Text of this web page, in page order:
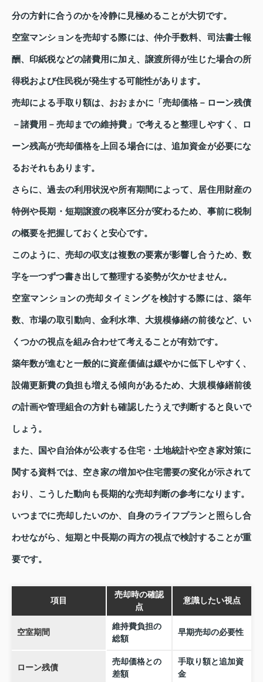
分の方針に合うのかを冷静に見極めることが大切です。
空室マンションを売却する際には、仲介手数料、司法書士報
酬、印紙税などの諸費用に加え、譲渡所得が生じた場合の所
得税および住民税が発生する可能性があります。
売却による手取り額は、おおまかに「売却価格－ローン残債
－諸費用－売却までの維持費」で考えると整理しやすく、ロ
ーン残高が売却価格を上回る場合には、追加資金が必要にな
るおそれもあります。
さらに、過去の利用状況や所有期間によって、居住用財産の
特例や長期・短期譲渡の税率区分が変わるため、事前に税制
の概要を把握しておくと安心です。
このように、売却の収支は複数の要素が影響し合うため、数
字を一つずつ書き出して整理する姿勢が欠かせません。
空室マンションの売却タイミングを検討する際には、築年
数、市場の取引動向、金利水準、大規模修繕の前後など、い
くつかの視点を組み合わせて考えることが有効です。
築年数が進むと一般的に資産価値は緩やかに低下しやすく、
設備更新費の負担も増える傾向があるため、大規模修繕前後
の計画や管理組合の方針も確認したうえで判断すると良いで
しょう。
また、国や自治体が公表する住宅・土地統計や空き家対策に
関する資料では、空き家の増加や住宅需要の変化が示されて
おり、こうした動向も長期的な売却判断の参考になります。
いつまでに売却したいのか、自身のライフプランと照らし合
わせながら、短期と中長期の両方の視点で検討することが重
要です。
項目
売却時の確認
点
意識したい視点
空室期間
維持費負担の
総額
早期売却の必要性
ローン残債
売却価格との
差額
手取り額と追加資
金